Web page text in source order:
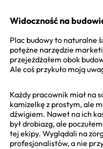
Widoczność na
Plac budowy to naturalne
potężne narzędzie
przejeżdżałem obok
Ale coś przykuło moją
Każdy pracownik miał na
kamizelkę z prostym, ale
dźwigiem. Nawet na ich
był drobiazg, ale
tej ekipy. Wyglądali na
profesjonalistów, a nie